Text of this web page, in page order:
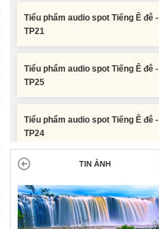
Đắk Lắk khóa XI, nhiệm kỳ 2026 -
2031
Nghị quyết Xác nhận kết quả bầu
Ủy viên Ủy ban nhân dân tỉnh Đắk
Tiểu phẩm audio spot Tiếng Ê đê -
Tiểu phẩm audio spot Tiếng Ê đê -
Tiểu phẩm audio spot Tiếng Ê đê -
TP23
Tiểu phẩm audio spot Tiếng Ê đê -
TP22
TIN ẢNH